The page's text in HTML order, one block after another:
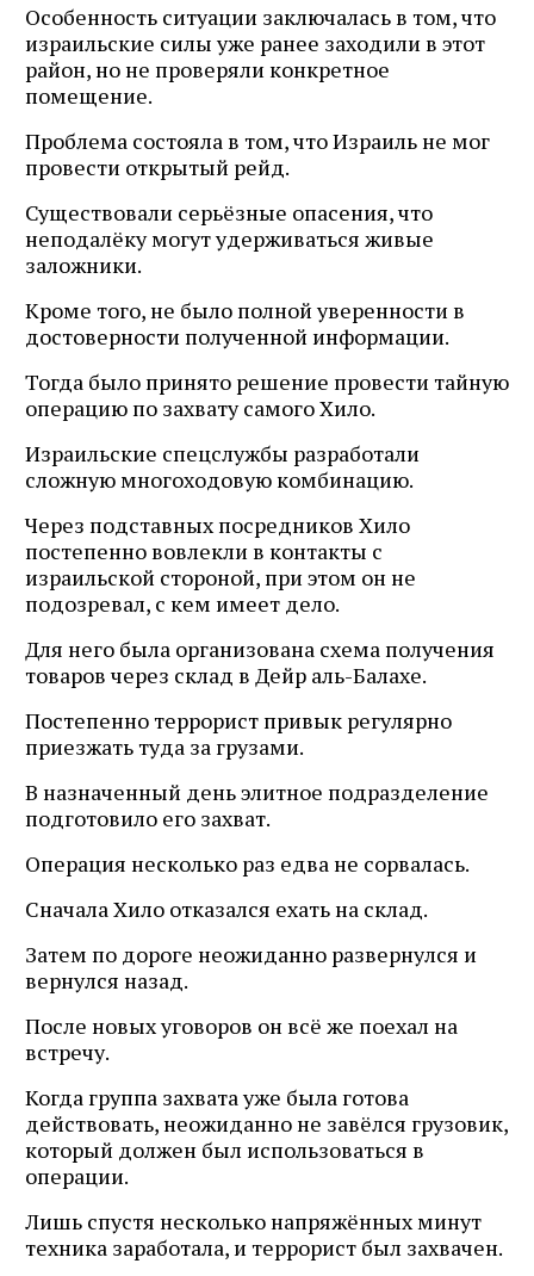
Особенность ситуации заключалась в том, что
израильские силы уже ранее заходили в этот
район, но не проверяли конкретное
помещение.
Проблема состояла в том, что Израиль не мог
провести открытый рейд.
Существовали серьёзные опасения, что
неподалёку могут удерживаться живые
заложники.
Кроме того, не было полной уверенности в
достоверности полученной информации.
Тогда было принято решение провести тайную
операцию по захвату самого Хило.
Израильские спецслужбы разработали
сложную многоходовую комбинацию.
Через подставных посредников Хило
постепенно вовлекли в контакты с
израильской стороной, при этом он не
подозревал, с кем имеет дело.
Для него была организована схема получения
товаров через склад в Дейр аль-Балахе.
Постепенно террорист привык регулярно
приезжать туда за грузами.
В назначенный день элитное подразделение
подготовило его захват.
Операция несколько раз едва не сорвалась.
Сначала Хило отказался ехать на склад.
Затем по дороге неожиданно развернулся и
вернулся назад.
После новых уговоров он всё же поехал на
встречу.
Когда группа захвата уже была готова
действовать, неожиданно не завёлся грузовик,
который должен был использоваться в
операции.
Лишь спустя несколько напряжённых минут
техника заработала, и террорист был захвачен.